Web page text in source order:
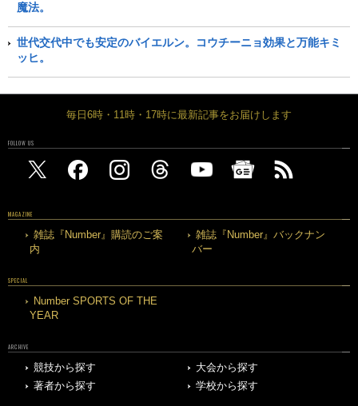
魔法。
世代交代中でも安定のバイエルン。コウチーニョ効果と万能キミ
ッヒ。
毎日6時・11時・17時に最新記事をお届けします
FOLLOW US
MAGAZINE
雑誌『Number』購読のご案
内
雑誌『Number』バックナン
バー
SPECIAL
Number SPORTS OF THE
YEAR
ARCHIVE
競技から探す
大会から探す
著者から探す
学校から探す